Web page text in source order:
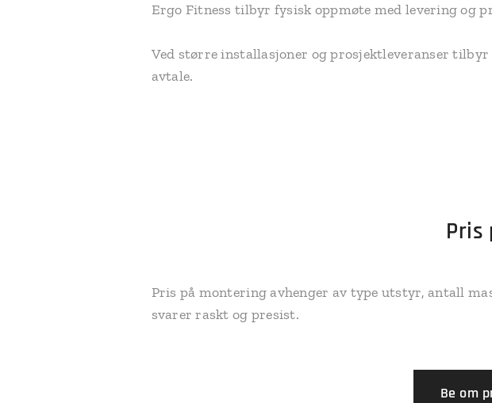
Ergo Fitness tilbyr fysisk oppmøte med levering og
Ved større installasjoner og prosjektleveranser
avtale.
Pris
Pris på montering avhenger av type utstyr, antall
svarer raskt og presist.
Be om